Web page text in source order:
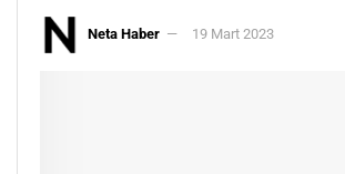
Neta Haber 19 Mart 2023